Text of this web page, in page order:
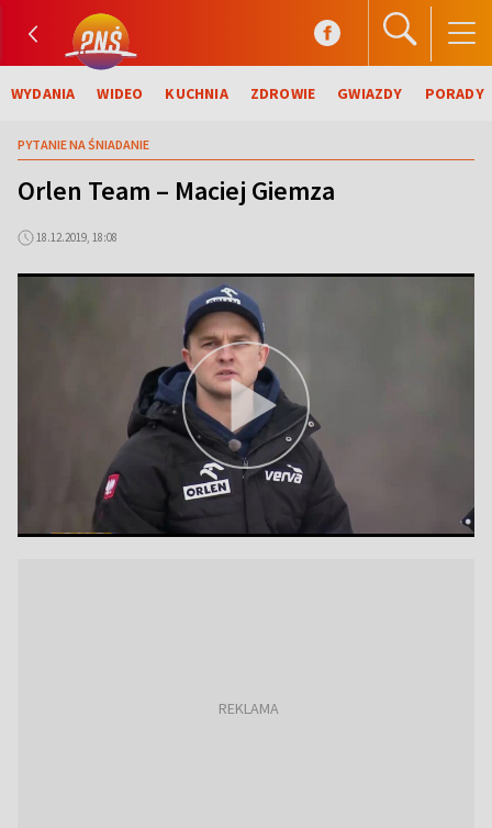
WYDANIA WIDEO KUCHNIA ZDROWIE GWIAZDY PORADY
PYTANIE NA ŚNIADANIE
Orlen Team – Maciej Giemza
18.12.2019, 18:08